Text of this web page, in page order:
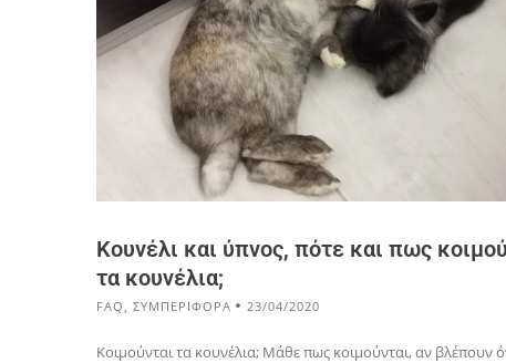
Κουνέλι και ύπνος, πότε και πως
τα κουνέλια;
FAQ , ΣΥΜΠΕΡΙΦΟΡΑ 23/04/2020
Κοιμούνται τα κουνέλια; Μάθε πως κοιμούνται, αν βλέπουν